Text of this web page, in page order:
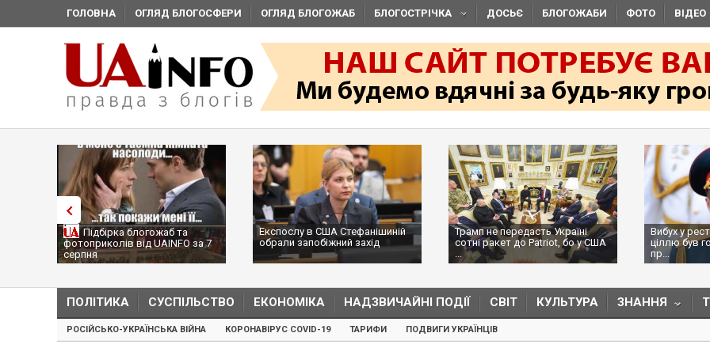
ГОЛОВНА ОГЛЯД БЛОГОСФЕРИ ОГЛЯД БЛОГОЖАБ БЛОГОСТРІЧКА ДОСЬЄ БЛОГОЖАБИ ФОТО ВІДЕО
Підбірка блогожаб та
фотоприколів від UAINFO за 7
серпня
Експослу в США Стефанішиній
обрали запобіжний захід
Трамп не передасть Україні
сотні ракет до Patriot, бо у США
...
Вибух у
ціллю був
пр...
ПОЛІТИКА СУСПІЛЬСТВО ЕКОНОМІКА НАДЗВИЧАЙНІ ПОДІЇ СВІТ КУЛЬТУРА ЗНАННЯ
РОСІЙСЬКО-УКРАЇНСЬКА ВІЙНА КОРОНАВІРУС COVID-19 ТАРИФИ ПОДВИГИ УКРАЇНЦІВ